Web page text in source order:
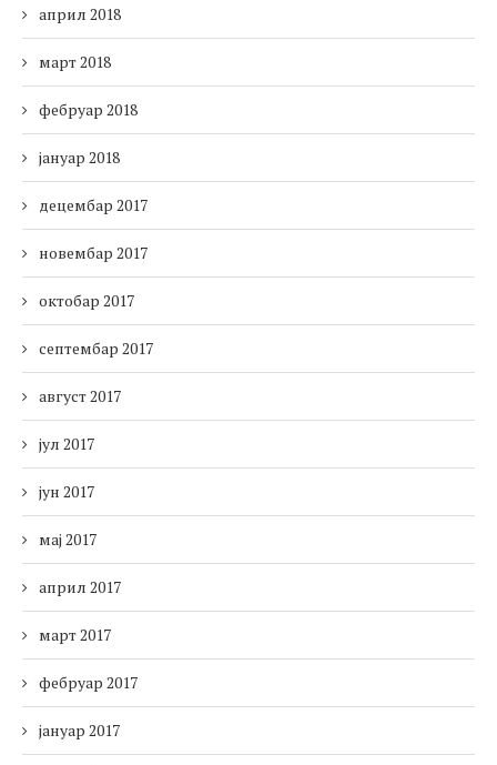
април 2018
март 2018
фебруар 2018
јануар 2018
децембар 2017
новембар 2017
октобар 2017
септембар 2017
август 2017
јул 2017
јун 2017
мај 2017
април 2017
март 2017
фебруар 2017
јануар 2017